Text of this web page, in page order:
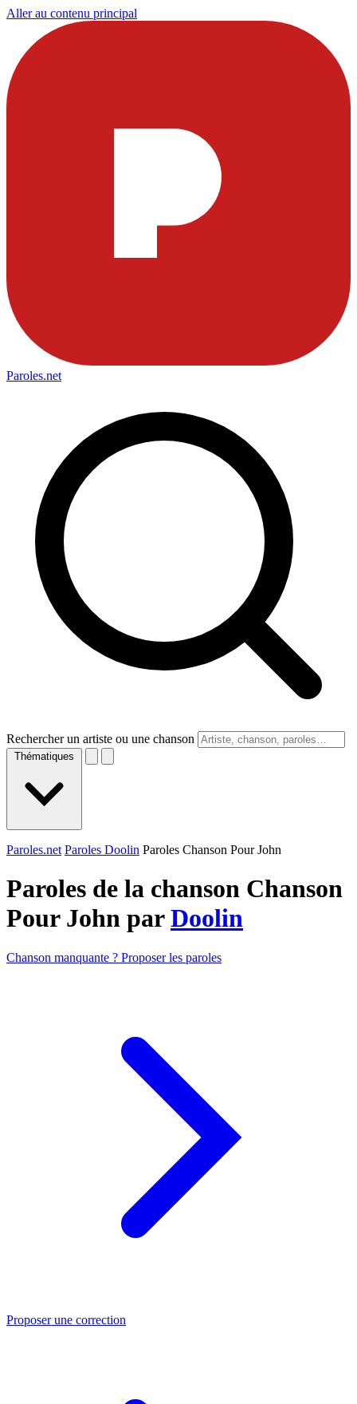
Aller au contenu principal
Paroles.net
Rechercher un artiste ou une chanson
Thématiques
Paroles.net Paroles Doolin Paroles Chanson Pour John
Paroles de la chanson Chanson
Pour John parDoolin
Chanson manquante ? Proposer les paroles
Proposer une correction